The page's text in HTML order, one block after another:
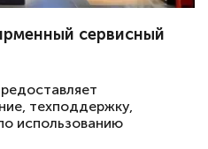
сервисный
техподдержку,
использованию